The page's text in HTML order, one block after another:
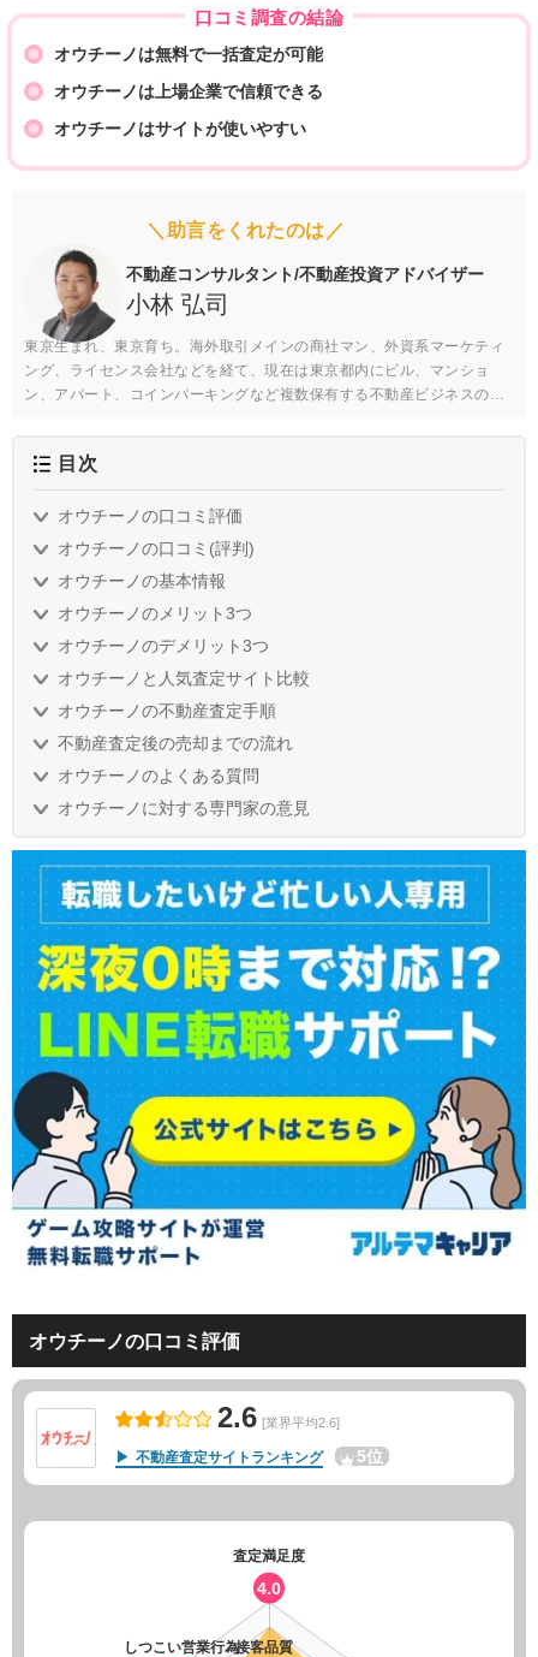
口コミ調査の結論
オウチーノは無料で一括査定が可能
オウチーノは上場企業で信頼できる
オウチーノはサイトが使いやすい
＼助言をくれたのは／
不動産コンサルタント/不動産投資アドバイザー
小林 弘司
東京生まれ、東京育ち。海外取引メインの商社マン、外資系マーケティ
ング、ライセンス会社などを経て、現在は東京都内にビル、マンショ
ン、アパート、コインパーキングなど複数保有する不動産ビジネスのオ
目次
オウチーノの口コミ評価
オウチーノの口コミ(評判)
オウチーノの基本情報
オウチーノのメリット3つ
オウチーノのデメリット3つ
オウチーノと人気査定サイト比較
オウチーノの不動産査定手順
不動産査定後の売却までの流れ
オウチーノのよくある質問
オウチーノに対する専門家の意見
オウチーノの口コミ評価
2.6 [業界平均2.6]
不動産査定サイトランキング 5位
査定満足度
4.0
接客品質
しつこい営業行為